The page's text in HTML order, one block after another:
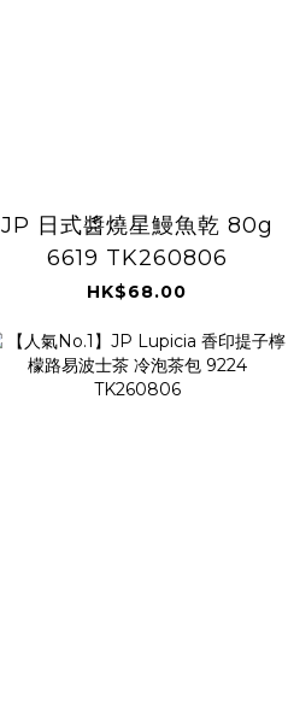
JP 日式醬燒星鰻魚乾 80g
6619 TK260806
HK$68.00